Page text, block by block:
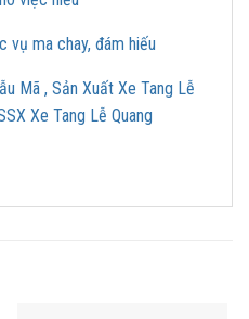
vụ ma chay, đám hiếu
Mã , Sản Xuất Xe Tang Lễ
Xe Tang Lễ Quang